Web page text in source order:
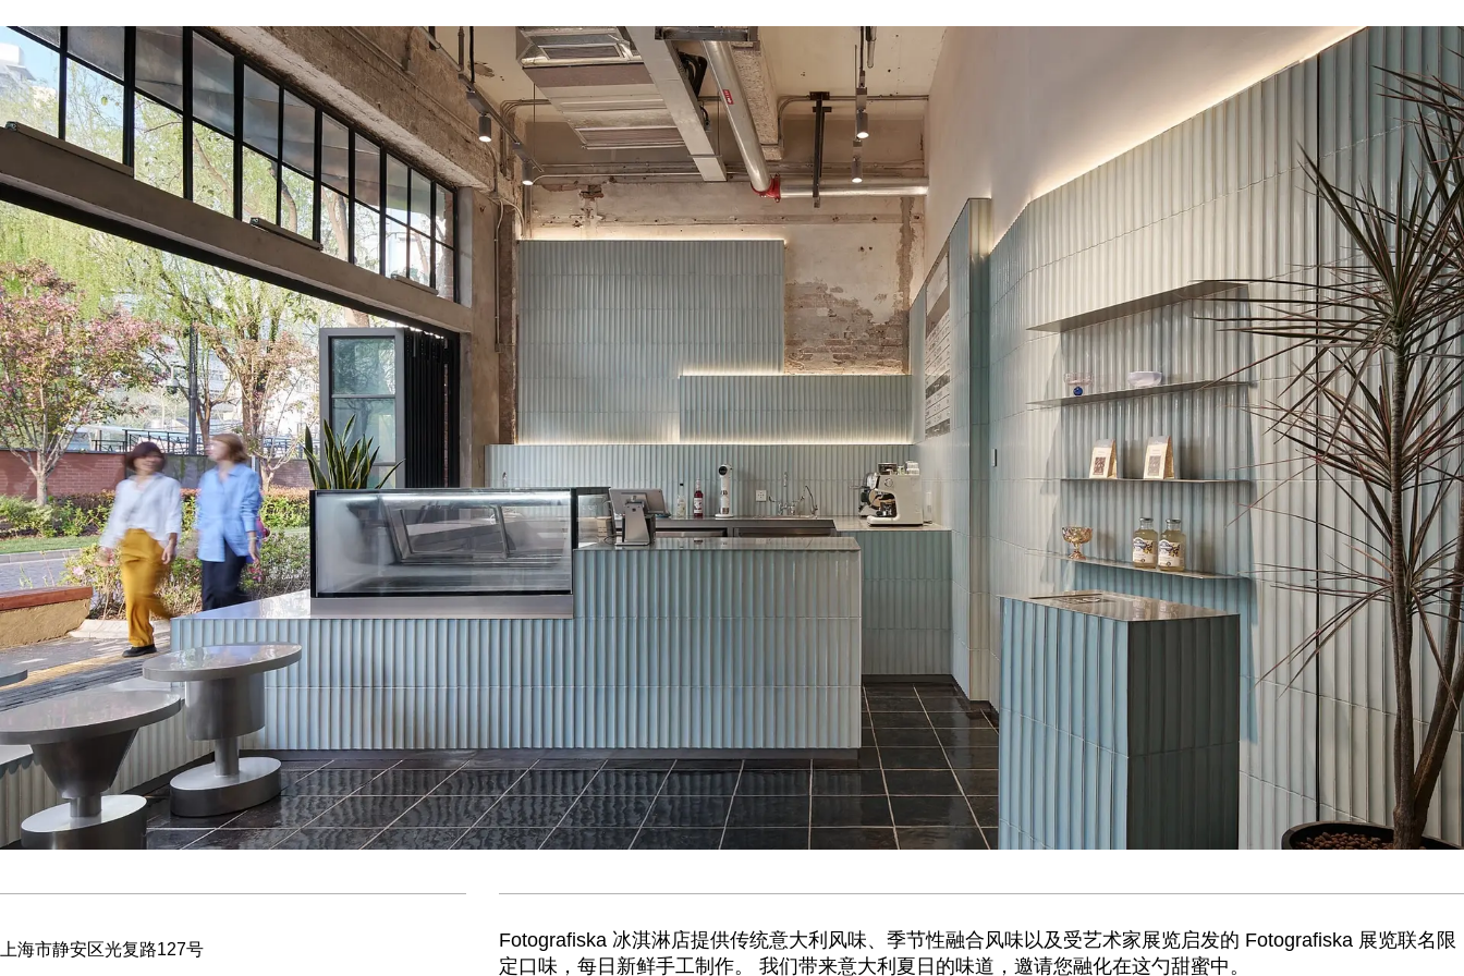
上海市静安区光复路127号
Fotografiska 冰淇淋店提供传统意大利风味、季节性融合风味以及受艺术家展览启发的 Fotografiska 展览联名限
定口味，每日新鲜手工制作。 我们带来意大利夏日的味道，邀请您融化在这勺甜蜜中。